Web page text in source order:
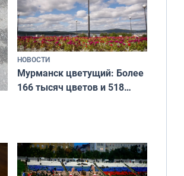
НОВОСТИ
Мурманск цветущий: Более
166 тысяч цветов и 518